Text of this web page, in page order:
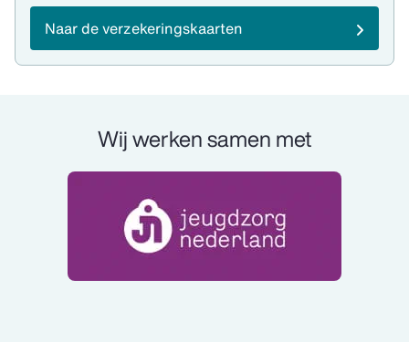
Naar de verzekeringskaarten
Wij werken samen met